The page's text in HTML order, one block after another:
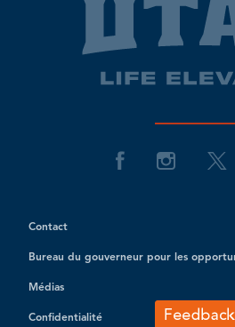
Contact
Bureau du gouverneur pour les
Médias
Confidentialité